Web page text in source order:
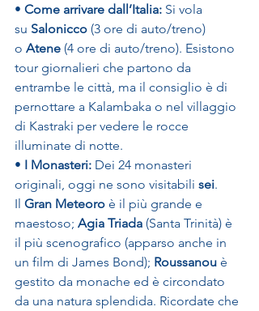
• Come arrivare dall’Italia: Si vola
su Salonicco (3 ore di auto/treno)
o Atene (4 ore di auto/treno). Esistono
tour giornalieri che partono da
entrambe le città, ma il consiglio è di
pernottare a Kalambaka o nel villaggio
di Kastraki per vedere le rocce
illuminate di notte.
• I Monasteri: Dei 24 monasteri
originali, oggi ne sono visitabili sei.
Il Gran Meteoro è il più grande e
maestoso; Agia Triada (Santa Trinità) è
il più scenografico (apparso anche in
un film di James Bond); Roussanou è
gestito da monache ed è circondato
da una natura splendida. Ricordate che